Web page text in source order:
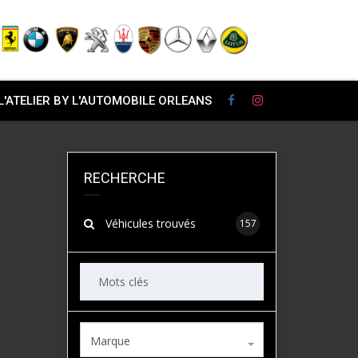
BY L'AUTOMOBILE ORLEANS
RECHERCHE
Véhicules trouvés 157
Marque